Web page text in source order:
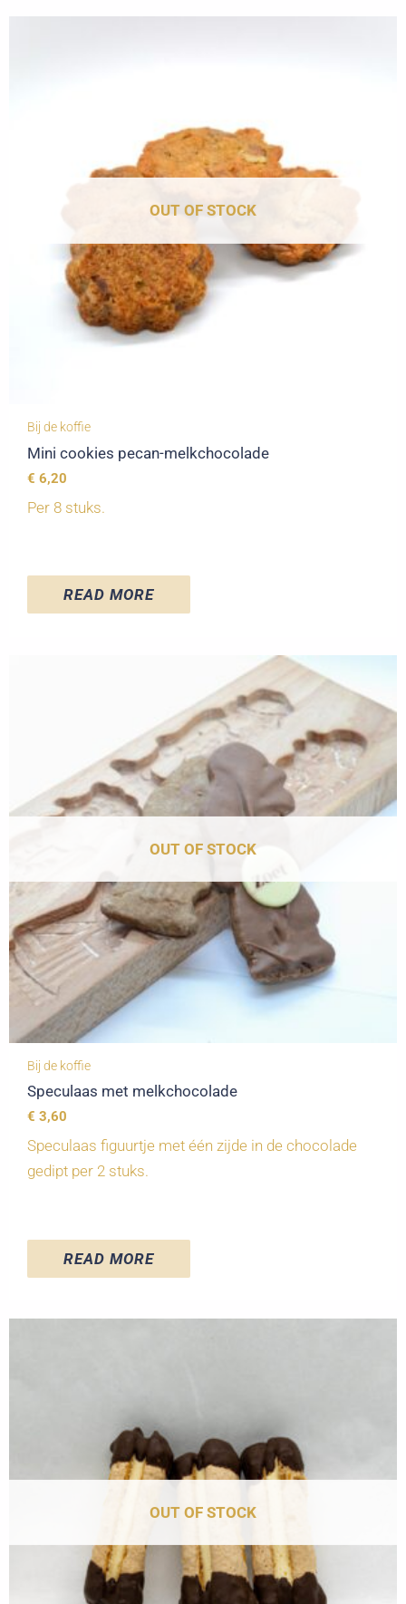
OUT OF STOCK
Bij de koffie
Mini cookies pecan-melkchocolade
€ 6,20
Per 8 stuks.
READ MORE
OUT OF STOCK
Bij de koffie
Speculaas met melkchocolade
€ 3,60
Speculaas figuurtje met één zijde in de chocolade
gedipt per 2 stuks.
READ MORE
OUT OF STOCK